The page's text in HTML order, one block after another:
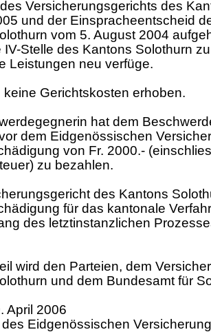
Versicherungsgerichts des
und der Einspracheentscheid
vom 5. August 2004
IV-Stelle des Kantons Solothurn
Leistungen neu verfüge.
keine Gerichtskosten erhoben.
hat dem
dem Eidgenössischen
von Fr. 2000.-
zu bezahlen.
des Kantons
für das kantonale
des letztinstanzlichen
wird den Parteien, dem
und dem Bundesamt für
April 2006
des Eidgenössischen